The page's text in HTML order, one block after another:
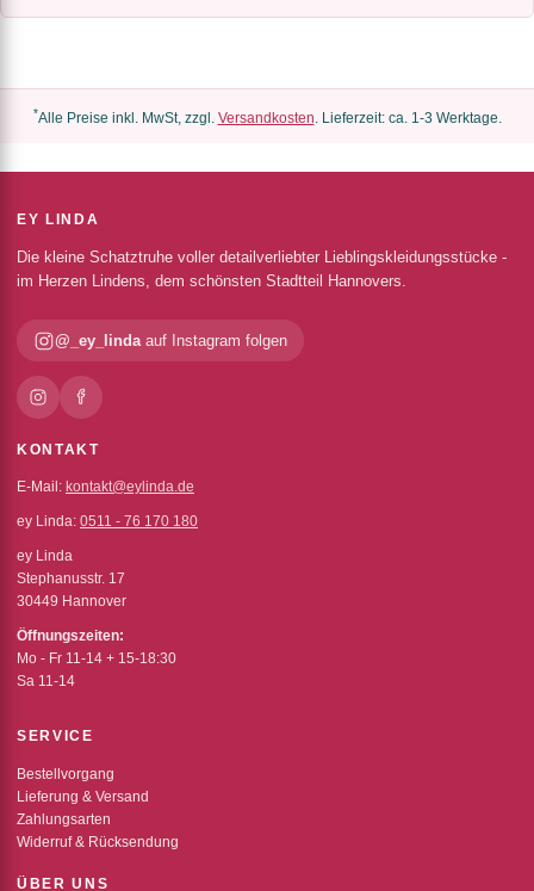
*Alle Preise inkl. MwSt, zzgl. Versandkosten. Lieferzeit: ca. 1-3 Werktage.
EY LINDA
Die kleine Schatztruhe voller detailverliebter Lieblingskleidungsstücke -
im Herzen Lindens, dem schönsten Stadtteil Hannovers.
@_ey_lindaauf Instagram folgen
KONTAKT
E-Mail: kontakt@eylinda.de
ey Linda: 0511 - 76 170 180
ey Linda
Stephanusstr. 17
30449 Hannover
Öffnungszeiten:
Mo - Fr 11-14 + 15-18:30
Sa 11-14
SERVICE
Bestellvorgang
Lieferung & Versand
Zahlungsarten
Widerruf & Rücksendung
ÜBER UNS